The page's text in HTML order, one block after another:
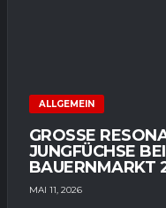
ALLGEMEIN
GROSSE
UNGFÜCHSE
AUERNMARKT
MAI 11, 2026